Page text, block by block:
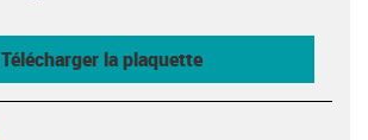
Télécharger la plaquette